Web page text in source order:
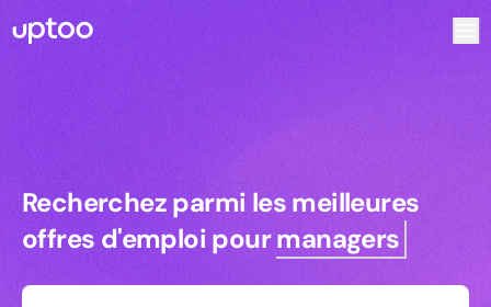
Recherchez parmi les meilleures
Recherchez parmi les meilleures
offres d'emploi pourmanagers